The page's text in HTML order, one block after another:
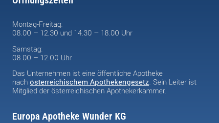
Montag-Freitag:
08.00 – 12.30 und 14.30 – 18.00 Uhr
Samstag:
08.00 – 12.00 Uhr
Das Unternehmen ist eine öffentliche Apotheke
nach österreichischem Apothekengesetz. Sein Leiter ist
Mitglied der österreichischen Apothekerkammer.
Europa Apotheke Wunder KG